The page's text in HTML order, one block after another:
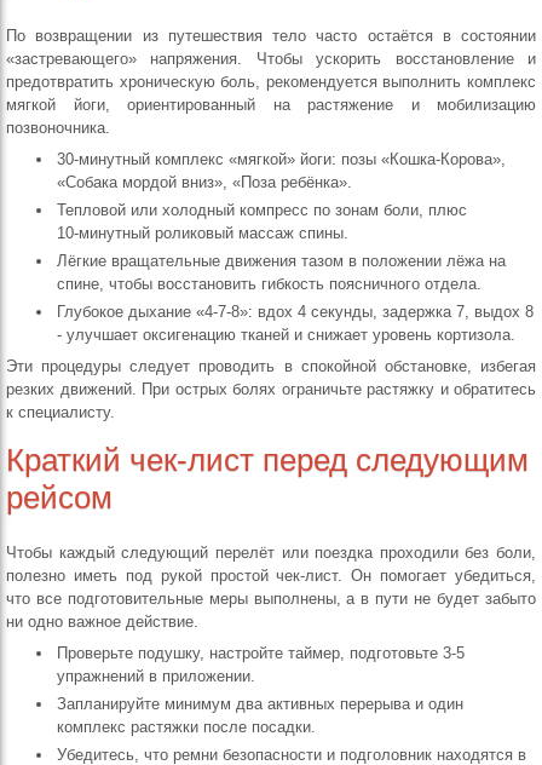
По возвращении из путешествия тело часто остаётся в состоянии
«застревающего» напряжения. Чтобы ускорить восстановление и
предотвратить хроническую боль, рекомендуется выполнить комплекс
мягкой йоги, ориентированный на растяжение и мобилизацию
позвоночника.
30‑минутный комплекс «мягкой» йоги: позы «Кошка‑Корова»,
«Собака мордой вниз», «Поза ребёнка».
Тепловой или холодный компресс по зонам боли, плюс
10‑минутный роликовый массаж спины.
Лёгкие вращательные движения тазом в положении лёжа на
спине, чтобы восстановить гибкость поясничного отдела.
Глубокое дыхание «4‑7‑8»: вдох 4 секунды, задержка 7, выдох 8
- улучшает оксигенацию тканей и снижает уровень кортизола.
Эти процедуры следует проводить в спокойной обстановке, избегая
резких движений. При острых болях ограничьте растяжку и обратитесь
к специалисту.
Краткий чек‑лист перед следующим
рейсом
Чтобы каждый следующий перелёт или поездка проходили без боли,
полезно иметь под рукой простой чек‑лист. Он помогает убедиться,
что все подготовительные меры выполнены, а в пути не будет забыто
ни одно важное действие.
Проверьте подушку, настройте таймер, подготовьте 3‑5
упражнений в приложении.
Запланируйте минимум два активных перерыва и один
комплекс растяжки после посадки.
Убедитесь, что ремни безопасности и подголовник находятся в